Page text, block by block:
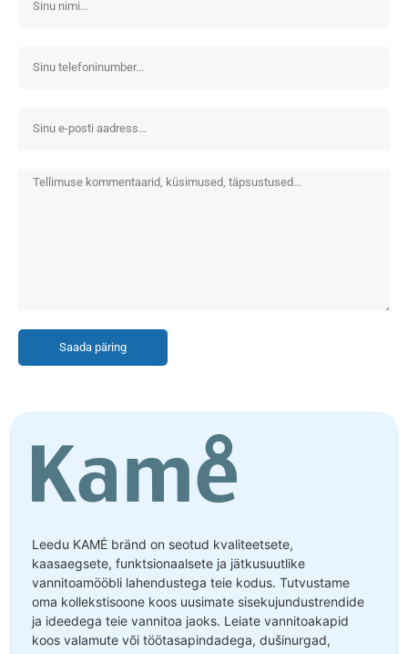
Saada päring
Leedu KAMĖ bränd on seotud kvaliteetsete,
kaasaegsete, funktsionaalsete ja jätkusuutlike
vannitoamööbli lahendustega teie kodus. Tutvustame
oma kollekstisoone koos uusimate sisekujundustrendide
ja ideedega teie vannitoa jaoks. Leiate vannitoakapid
koos valamute või töötasapindadega, dušinurgad,